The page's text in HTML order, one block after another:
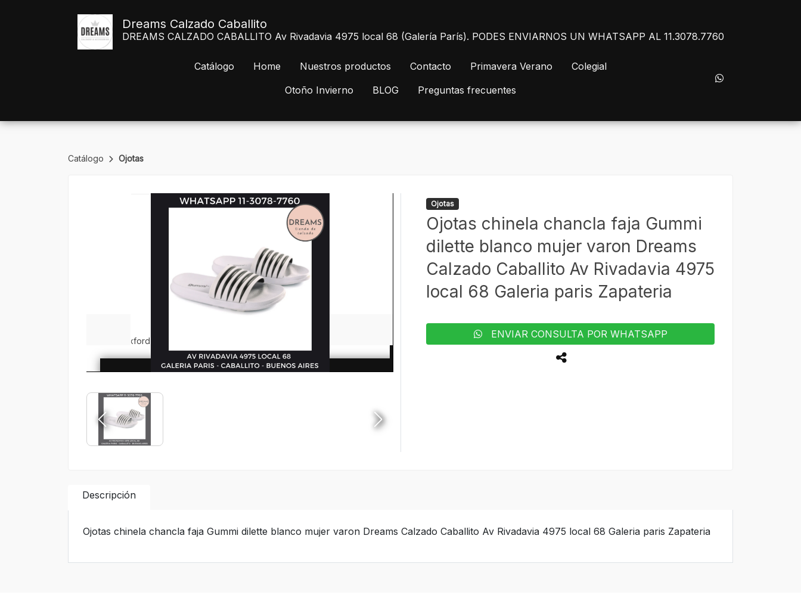
Dreams Calzado Caballito
DREAMS CALZADO CABALLITO Av Rivadavia 4975 local 68 (Galería París). PODES ENVIARNOS UN WHATSAPP AL 11.3078.7760
Catálogo Home Nuestros productos Contacto Primavera Verano
Colegial
Otoño Invierno
BLOG Preguntas frecuentes
Catálogo Ojotas
Ojotas
Ojotas chinela chancla faja Gummi
dilette blanco mujer varon Dreams
Calzado Caballito Av Rivadavia 4975
local 68 Galeria paris Zapateria
ENVIAR CONSULTA POR WHATSAPP
Descripción
Ojotas chinela chancla faja Gummi dilette blanco mujer varon Dreams Calzado Caballito Av Rivadavia 4975 local 68 Galeria paris Zapateria